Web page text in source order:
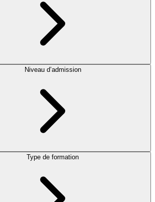
Niveau d’admission
Type de formation